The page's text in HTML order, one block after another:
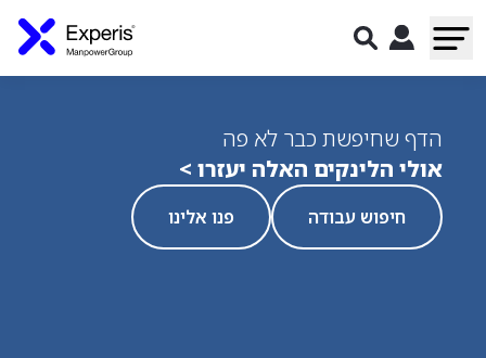
הדף שחיפשת כבר לא פה
אולי הלינקים האלה יעזרו >
חיפוש עבודה פנו אלינו